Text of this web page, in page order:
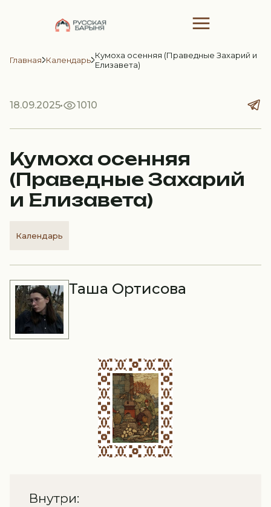
Главная Календарь Кумоха осенняя (Праведные Захарий и
Елизавета)
18.09.2025 1010
Кумоха осенняя
(Праведные Захарий
и Елизавета)
Календарь
Таша Ортисова
Внутри: